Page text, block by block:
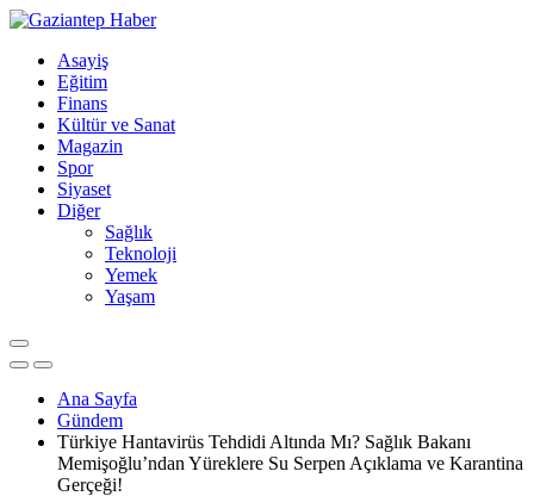
Asayiş
Eğitim
Finans
Kültür ve Sanat
Magazin
Spor
Siyaset
Diğer
Sağlık
Teknoloji
Yemek
Yaşam
Ana Sayfa
Gündem
Türkiye Hantavirüs Tehdidi Altında Mı? Sağlık Bakanı
Memişoğlu’ndan Yüreklere Su Serpen Açıklama ve Karantina
Gerçeği!